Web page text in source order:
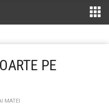
PE
MATEI